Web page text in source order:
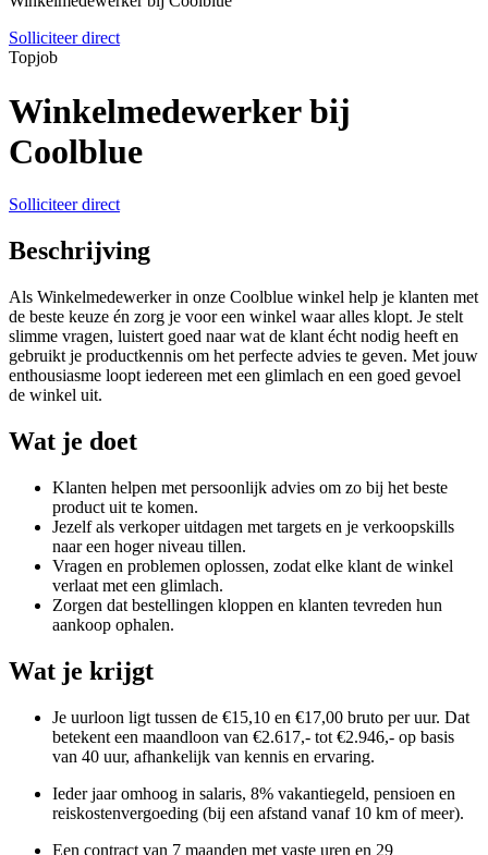
Solliciteer direct
Topjob
Winkelmedewerker bij
Coolblue
Solliciteer direct
Beschrijving
Als Winkelmedewerker in onze Coolblue winkel help je klanten met
de beste keuze én zorg je voor een winkel waar alles klopt. Je stelt
slimme vragen, luistert goed naar wat de klant écht nodig heeft en
gebruikt je productkennis om het perfecte advies te geven. Met jouw
enthousiasme loopt iedereen met een glimlach en een goed gevoel
de winkel uit.
Wat je doet
Klanten helpen met persoonlijk advies om zo bij het beste
product uit te komen.
Jezelf als verkoper uitdagen met targets en je verkoopskills
naar een hoger niveau tillen.
Vragen en problemen oplossen, zodat elke klant de winkel
verlaat met een glimlach.
Zorgen dat bestellingen kloppen en klanten tevreden hun
aankoop ophalen.
Wat je krijgt
Je uurloon ligt tussen de €15,10 en €17,00 bruto per uur. Dat
betekent een maandloon van €2.617,- tot €2.946,- op basis
van 40 uur, afhankelijk van kennis en ervaring.
Ieder jaar omhoog in salaris, 8% vakantiegeld, pensioen en
reiskostenvergoeding (bij een afstand vanaf 10 km of meer).
Een contract van 7 maanden met vaste uren en 29